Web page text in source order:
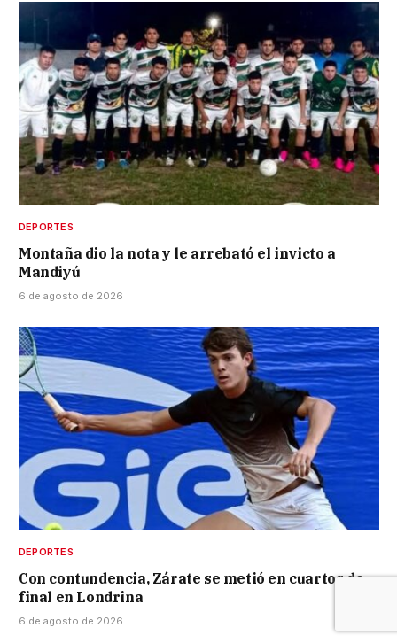
DEPORTES
Montaña dio la nota y le arrebató el invicto a
Mandiyú
6 de agosto de 2026
DEPORTES
Con contundencia, Zárate se metió en cuartos de
final en Londrina
6 de agosto de 2026